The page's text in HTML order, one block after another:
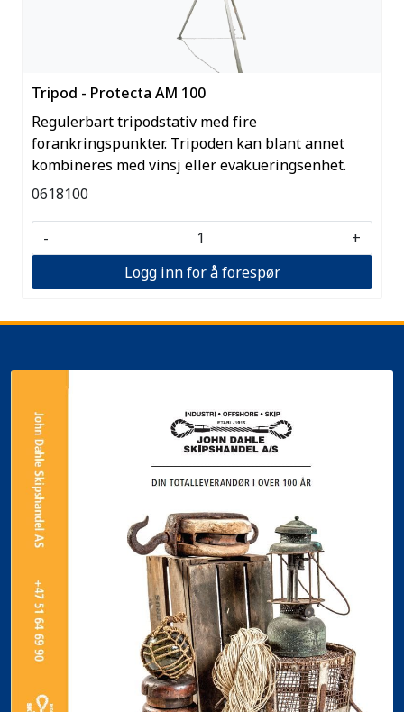
Tripod - Protecta AM 100
Regulerbart tripodstativ med fire
forankringspunkter. Tripoden kan blant annet
kombineres med vinsj eller evakueringsenhet.
0618100
-
+
Logg inn for å forespør